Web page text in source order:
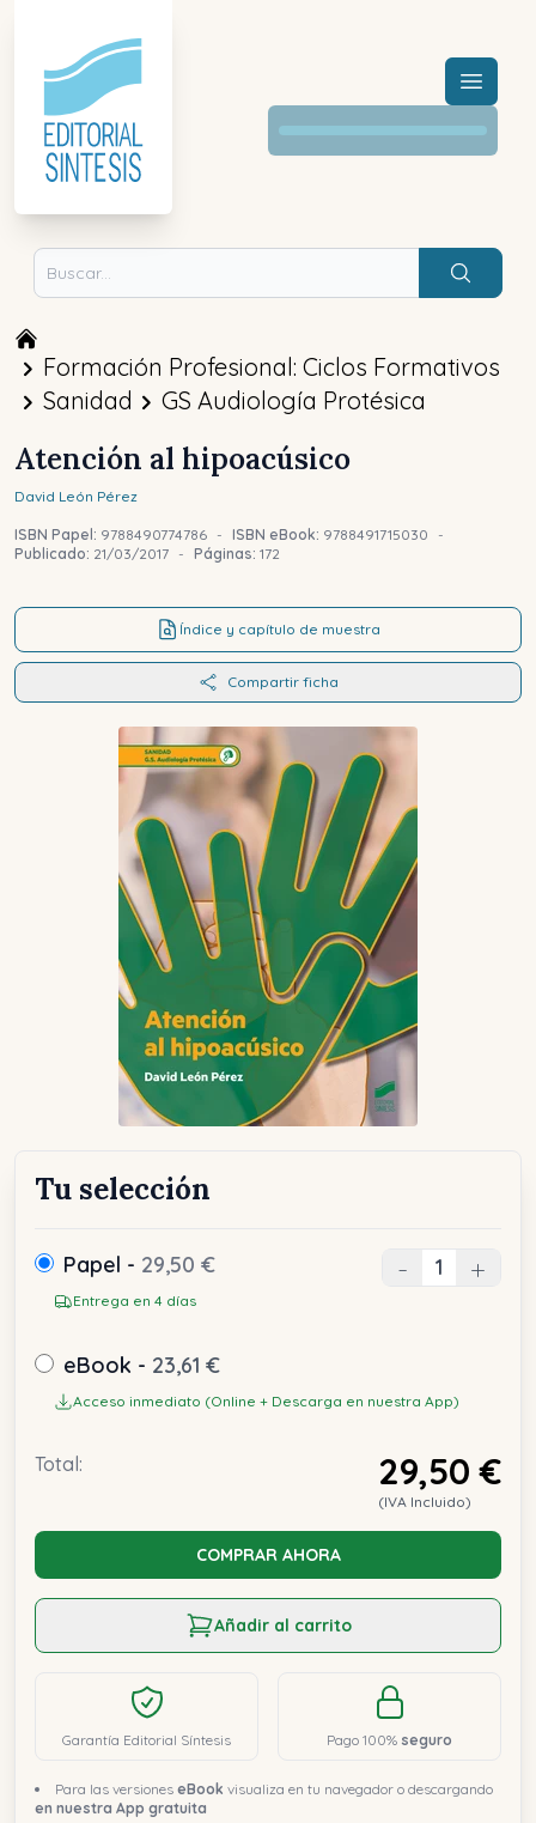
Menú
Buscar
Formación Profesional: Ciclos Formativos
Sanidad
GS Audiología Protésica
Atención al hipoacúsico
David León Pérez
ISBN Papel: 9788490774786 - ISBN eBook: 9788491715030
-
Publicado: 21/03/2017 - Páginas: 172
Índice y capítulo de muestra
Compartir ficha
Tu selección
Papel - 29,50 €
Entrega en 4 días
- +
eBook - 23,61 €
Acceso inmediato (Online + Descarga en nuestra App)
Total: 29,50 €
(IVA Incluido)
COMPRAR AHORA
Añadir al carrito
Garantía Editorial Síntesis Pago 100% seguro
Para las versiones eBook visualiza en tu navegador o descargando
en nuestra App gratuita